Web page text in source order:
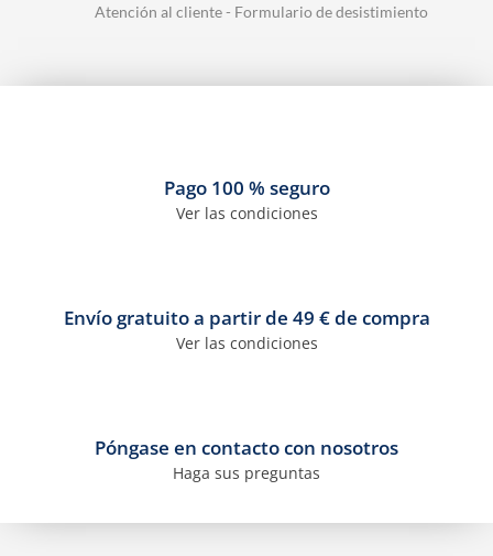
Atención al cliente - Formulario de desistimiento
Pago 100 % seguro
Ver las condiciones
Envío gratuito a partir de 49 € de compra
Ver las condiciones
Póngase en contacto con nosotros
Haga sus preguntas